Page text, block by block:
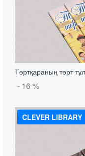
Төртқараның төрт
- 16 %
CLEVER LIBRARY